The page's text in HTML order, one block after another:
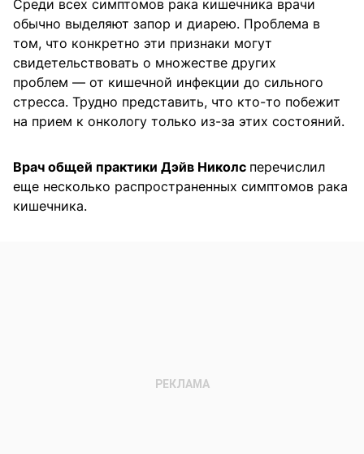
Среди всех симптомов рака кишечника врачи
обычно выделяют запор и диарею. Проблема в
том, что конкретно эти признаки могут
свидетельствовать о множестве других
проблем — от кишечной инфекции до сильного
стресса. Трудно представить, что кто-то побежит
на прием к онкологу только из-за этих состояний.
Врач общей практики Дэйв Николс перечислил
еще несколько распространенных симптомов рака
кишечника.